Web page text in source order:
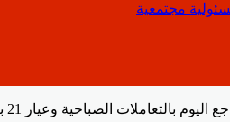
مجتمعية
بالتعاملات الصباحية وعيار 21 بـ 6825 جنيه